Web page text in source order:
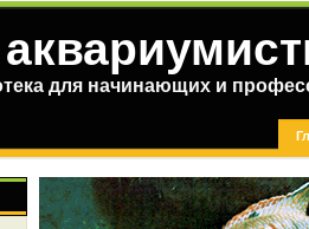
для начинающих и